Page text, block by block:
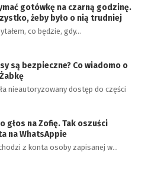
gotówkę na czarną godzinę.
żeby było o nią trudniej
co będzie, gdy…
są bezpieczne? Co wiadomo o
nieautoryzowany dostęp do części
głos na Zofię. Tak oszuści
na WhatsAppie
z konta osoby zapisanej w…